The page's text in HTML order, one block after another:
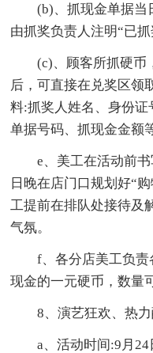
(b)、抓现金单据当
由抓奖负责人注明“已抓
(c)、顾客所抓硬币
后，可直接在兑奖区领
料:抓奖人姓名、身份证
单据号码、抓现金金额
e、美工在活动前
日晚在店门口规划好“
工提前在排队处接待及
气氛。
f、各分店美工负
现金的一元硬币，数量
8、演艺狂欢、热
a、活动时间:9月